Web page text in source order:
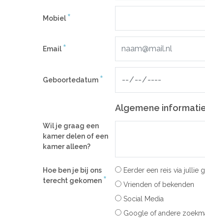
Mobiel *
Email *
Geboortedatum *
Algemene
Wil je graag een
kamer delen of een
kamer alleen?
Hoe ben je bij ons
terecht gekomen *
Eerder een reis via jullie
Vrienden of bekenden
Social Media
Google of andere